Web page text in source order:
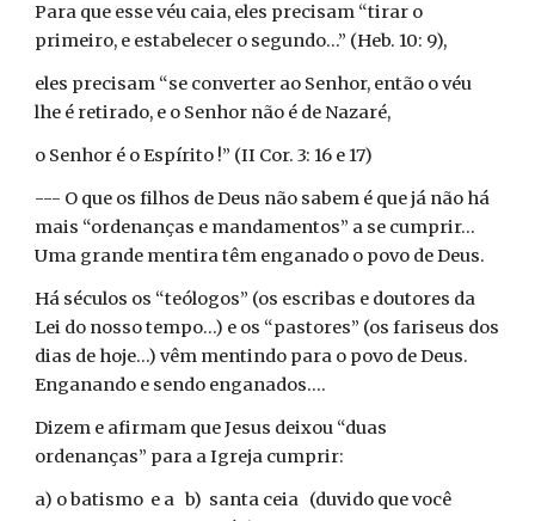
Para que esse véu caia, eles precisam “tirar o
primeiro, e estabelecer o segundo...” (Heb. 10: 9),
eles precisam “se converter ao Senhor, então o véu
lhe é retirado, e o Senhor não é de Nazaré,
o Senhor é o Espírito !” (II Cor. 3: 16 e 17)
--- O que os filhos de Deus não sabem é que já não há
mais “ordenanças e mandamentos” a se cumprir...
Uma grande mentira têm enganado o povo de Deus.
Há séculos os “teólogos” (os escribas e doutores da
Lei do nosso tempo...) e os “pastores” (os fariseus dos
dias de hoje...) vêm mentindo para o povo de Deus.
Enganando e sendo enganados....
Dizem e afirmam que Jesus deixou “duas
ordenanças” para a Igreja cumprir:
a) o batismo e a b) santa ceia (duvido que você